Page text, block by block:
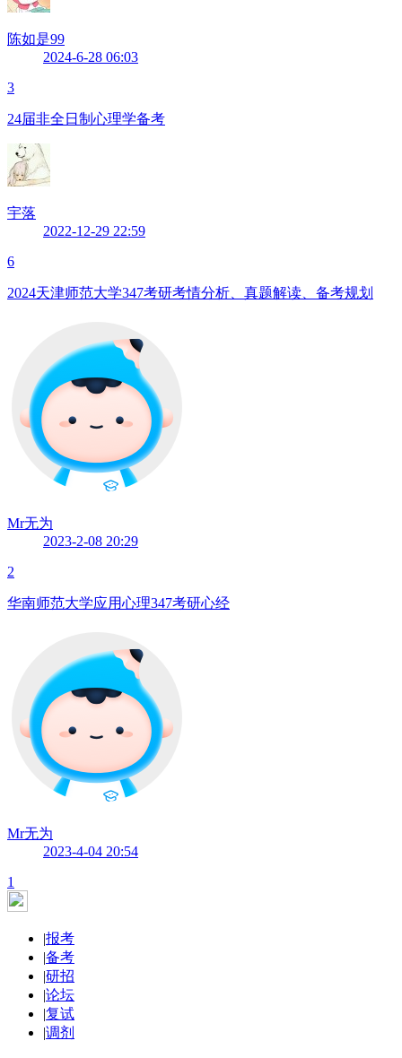
陈如是99
2024-6-28 06:03
3
24届非全日制心理学备考
宇落
2022-12-29 22:59
6
2024天津师范大学347考研考情分析、真题解读、备考规划
Mr无为
2023-2-08 20:29
2
华南师范大学应用心理347考研心经
Mr无为
2023-4-04 20:54
1
|报考
|备考
|研招
|论坛
|复试
|调剂